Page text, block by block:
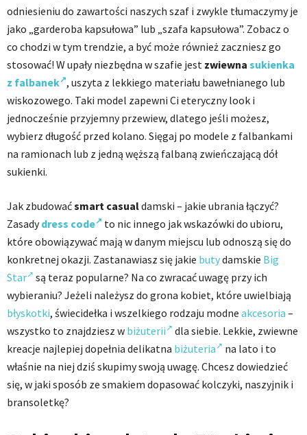
odniesieniu do zawartości naszych szaf i zwykle tłumaczymy je
jako „garderoba kapsułowa” lub „szafa kapsułowa”. Zobacz o
co chodzi w tym trendzie, a być może również zaczniesz go
stosować! W upały niezbędna w szafie jest zwiewna sukienka
z falbanek , uszyta z lekkiego materiału bawełnianego lub
wiskozowego. Taki model zapewni Ci eteryczny look i
jednocześnie przyjemny przewiew, dlatego jeśli możesz,
wybierz długość przed kolano. Sięgaj po modele z falbankami
na ramionach lub z jedną węższą falbaną zwieńczającą dół
sukienki.
Jak zbudowaćsmart casualdamski – jakie ubrania łączyć?
Zasady dress code
to nic innego jak wskazówki do ubioru,
które obowiązywać mają w danym miejscu lub odnoszą się do
konkretnej okazji. Zastanawiasz się jakie butydamskie Big
Star
są teraz popularne? Na co zwracać uwagę przy ich
wybieraniu? Jeżeli należysz do grona kobiet, które uwielbiają
błyskotki, świecidełka i wszelkiego rodzaju modne akcesoria –
wszystko to znajdziesz w biżuterii
dla siebie. Lekkie, zwiewne
kreacje najlepiej dopełnia delikatna biżuteria
na lato i to
właśnie na niej dziś skupimy swoją uwagę. Chcesz dowiedzieć
się, w jaki sposób ze smakiem dopasować kolczyki, naszyjnik i
bransoletkę?